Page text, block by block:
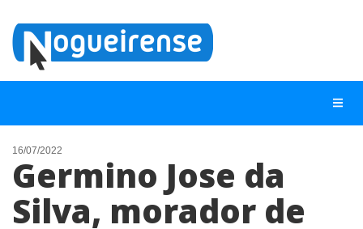
NOTÍCIAS
LISTA DIGITAL
16/07/2022
Germino Jose da
Silva, morador de